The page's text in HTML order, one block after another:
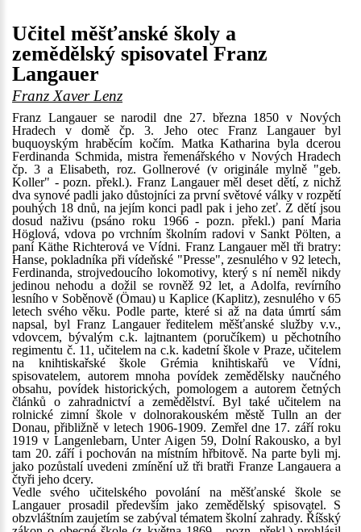
Učitel měšťanské školy a
zemědělský spisovatel Franz
Langauer
Franz Xaver Lenz
Franz Langauer se narodil dne 27. března 1850 v Nových
Hradech v domě čp. 3. Jeho otec Franz Langauer byl
buquoyským hraběcím kočím. Matka Katharina byla dcerou
Ferdinanda Schmida, mistra řemenářského v Nových Hradech
čp. 3 a Elisabeth, roz. Gollnerové (v originále mylně "geb.
Koller" - pozn. překl.). Franz Langauer měl deset dětí, z nichž
dva synové padli jako důstojníci za první světové války v rozpětí
pouhých 18 dnů, na jejím konci padl pak i jeho zeť. Z dětí jsou
dosud naživu (psáno roku 1966 - pozn. překl.) paní Maria
Höglová, vdova po vrchním školním radovi v Sankt Pölten, a
paní Käthe Richterová ve Vídni. Franz Langauer měl tři bratry:
Hanse, pokladníka při vídeňské "Presse", zesnulého v 92 letech,
Ferdinanda, strojvedoucího lokomotivy, který s ní neměl nikdy
jedinou nehodu a dožil se rovněž 92 let, a Adolfa, revírního
lesního v Soběnově (Ömau) u Kaplice (Kaplitz), zesnulého v 65
letech svého věku. Podle parte, které si až na data úmrtí sám
napsal, byl Franz Langauer ředitelem měšťanské služby v.v.,
vdovcem, bývalým c.k. lajtnantem (poručíkem) u pěchotního
regimentu č. 11, učitelem na c.k. kadetní škole v Praze, učitelem
na knihtiskařské škole Grémia knihtiskařů ve Vídni,
spisovatelem, autorem mnoha povídek zemědělsky naučného
obsahu, povídek historických, pomologem a autorem četných
článků o zahradnictví a zemědělství. Byl také učitelem na
rolnické zimní škole v dolnorakouském městě Tulln an der
Donau, přibližně v letech 1906-1909. Zemřel dne 17. září roku
1919 v Langenlebarn, Unter Aigen 59, Dolní Rakousko, a byl
tam 20. září i pochován na místním hřbitově. Na parte byli mj.
jako pozůstalí uvedeni zmínění už tři bratři Franze Langauera a
čtyři jeho dcery.
Vedle svého učitelského povolání na měšťanské škole se
Langauer prosadil především jako zemědělský spisovatel. S
obzvláštním zaujetím se zabýval tématem školní zahrady. Říšský